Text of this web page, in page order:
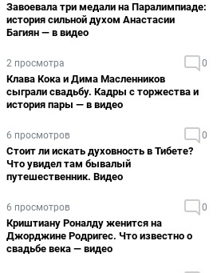
Завоевала три медали на Паралимпиаде:
история сильной духом Анастасии
Багиян — в видео
2 просмотра 0
Клава Кока и Дима Масленников
сыграли свадьбу. Кадры с торжества и
история пары — в видео
6 просмотров 0
Стоит ли искать духовность в Тибете?
Что увидел там бывалый
путешественник. Видео
6 просмотров 0
Криштиану Роналду женится на
Джорджине Родригес. Что известно о
свадьбе века — видео